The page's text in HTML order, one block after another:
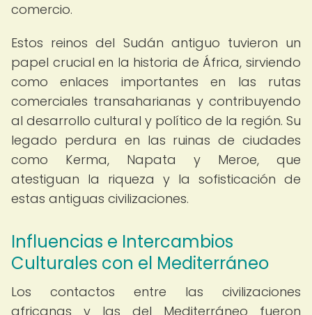
comercio.
Estos reinos del Sudán antiguo tuvieron un
papel crucial en la historia de África, sirviendo
como enlaces importantes en las rutas
comerciales transaharianas y contribuyendo
al desarrollo cultural y político de la región. Su
legado perdura en las ruinas de ciudades
como Kerma, Napata y Meroe, que
atestiguan la riqueza y la sofisticación de
estas antiguas civilizaciones.
Influencias e Intercambios
Culturales con el Mediterráneo
Los contactos entre las civilizaciones
africanas y las del Mediterráneo fueron